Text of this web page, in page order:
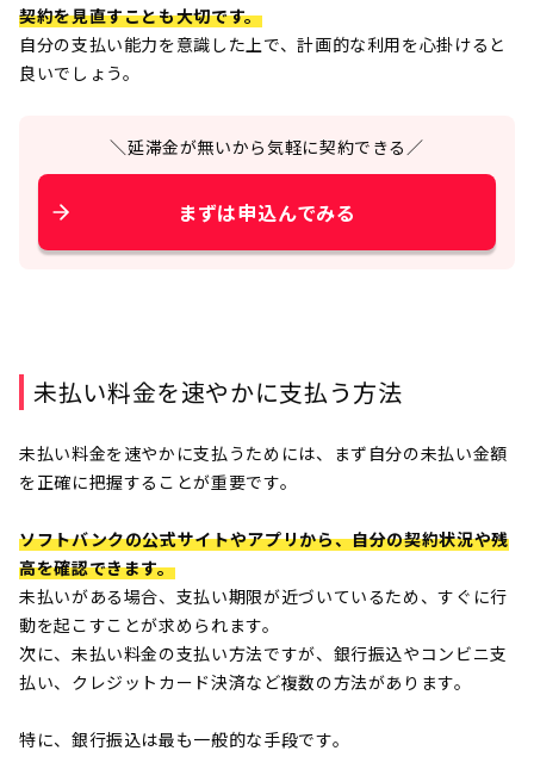
契約を見直すことも大切です。
自分の支払い能力を意識した上で、計画的な利用を心掛けると
良いでしょう。
＼延滞金が無いから気軽に契約できる／
まずは申込んでみる
未払い料金を速やかに支払う方法
未払い料金を速やかに支払うためには、まず自分の未払い金額
を正確に把握することが重要です。
ソフトバンクの公式サイトやアプリから、自分の契約状況や残
高を確認できます。
未払いがある場合、支払い期限が近づいているため、すぐに行
動を起こすことが求められます。
次に、未払い料金の支払い方法ですが、銀行振込やコンビニ支
払い、クレジットカード決済など複数の方法があります。
特に、銀行振込は最も一般的な手段です。